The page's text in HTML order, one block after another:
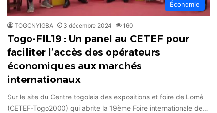
Économie
TOGONYIGBA 3 décembre 2024 160
Togo-FIL19 : Un panel au CETEF pour
faciliter l’accès des opérateurs
économiques aux marchés
internationaux
Sur le site du Centre togolais des expositions et foire de Lomé
(CETEF-Togo2000) qui abrite la 19ème Foire internationale de…